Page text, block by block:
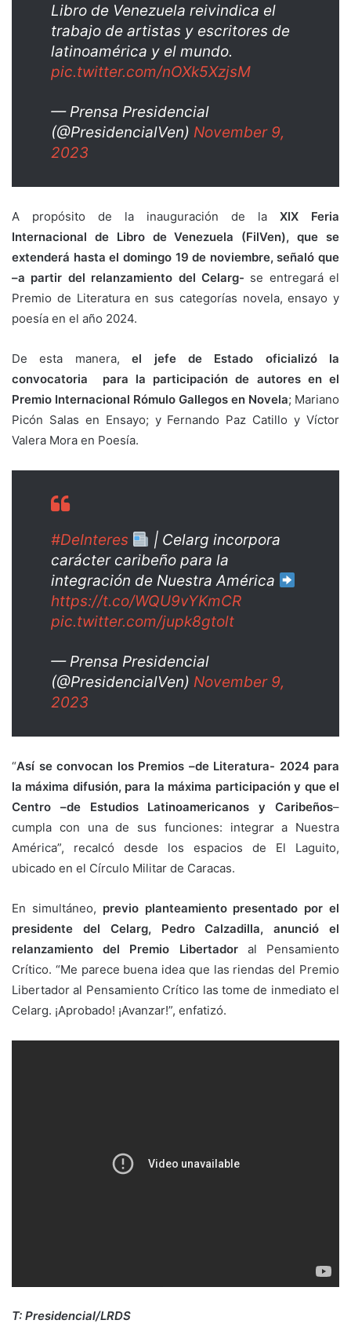
Libro de Venezuela reivindica el
trabajo de artistas y escritores de
latinoamérica y el mundo.
pic.twitter.com/nOXk5XzjsM
— Prensa Presidencial
(@PresidencialVen) November 9,
2023
A propósito de la inauguración de la XIX Feria
Internacional de Libro de Venezuela (FilVen), que se
extenderá hasta el domingo 19 de noviembre, señaló que
–a partir del relanzamiento del Celarg- se entregará el
Premio de Literatura en sus categorías novela, ensayo y
poesía en el año 2024.
De esta manera,el jefe de Estado oficializó la
convocatoria para la participación de autores en el
Premio Internacional Rómulo Gallegos en Novela; Mariano
Picón Salas en Ensayo; y Fernando Paz Catillo y Víctor
Valera Mora en Poesía.
#DeInteres
| Celarg incorpora
carácter caribeño para la
integración de Nuestra América
https://t.co/WQU9vYKmCR
pic.twitter.com/jupk8gtolt
— Prensa Presidencial
(@PresidencialVen) November 9,
2023
“Así se convocan los Premios –de Literatura- 2024 para
la máxima difusión, para la máxima participación y que el
Centro –de Estudios Latinoamericanos y Caribeños–
cumpla con una de sus funciones: integrar a Nuestra
América”, recalcó desde los espacios de El Laguito,
ubicado en el Círculo Militar de Caracas.
En simultáneo, previo planteamiento presentado por el
presidente del Celarg, Pedro Calzadilla, anunció el
relanzamiento del Premio Libertadoral Pensamiento
Crítico. “Me parece buena idea que las riendas del Premio
Libertador al Pensamiento Crítico las tome de inmediato el
Celarg. ¡Aprobado! ¡Avanzar!”, enfatizó.
T: Presidencial/LRDS